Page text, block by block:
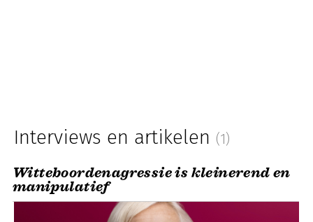
Interviews en artikelen (1)
Witteboordenagressie is kleinerend en
manipulatief